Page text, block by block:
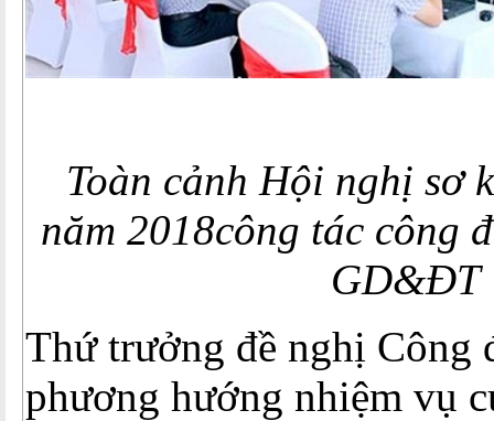
Toàn cảnh Hội nghị sơ
năm 2018công tác công
GD&ĐT
Thứ trưởng đề nghị Công
phương hướng nhiệm vụ